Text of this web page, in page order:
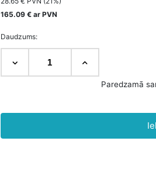
165.09 € ar PVN
Daudzums: